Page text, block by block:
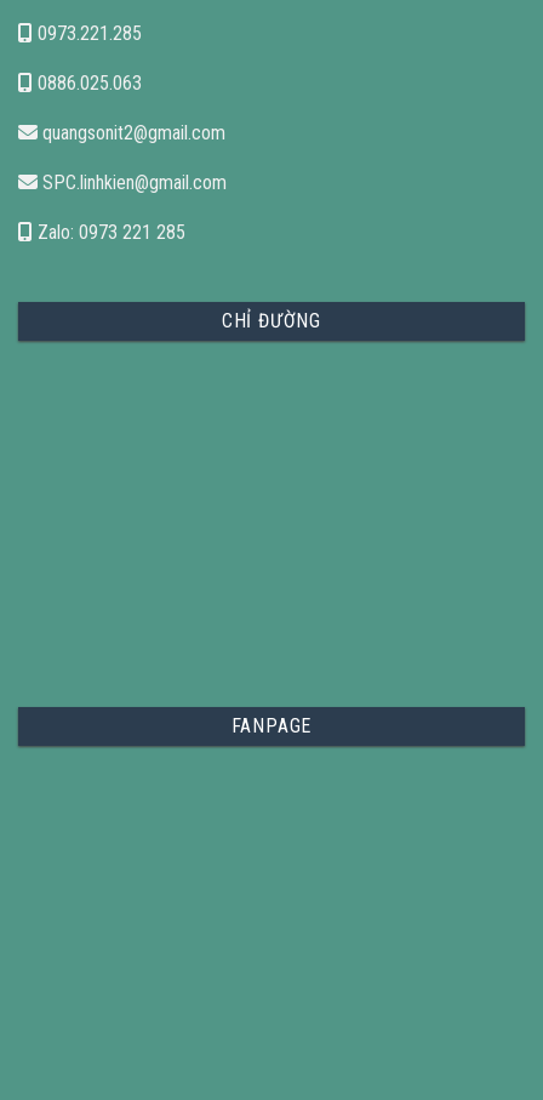
0973.221.285
0886.025.063
quangsonit2@gmail.com
SPC.linhkien@gmail.com
Zalo: 0973 221 285
CHỈ ĐƯỜNG
FANPAGE